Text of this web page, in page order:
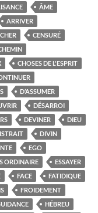
ÂME
ARRIVER
CENSURÉ
CHOSES DE L'ESPRIT
D’ASSUMER
DÉSARROI
DEVINER
DIEU
DIVIN
EGO
ORDINAIRE
ESSAYER
FACE
FATIDIQUE
FROIDEMENT
HÉBREU